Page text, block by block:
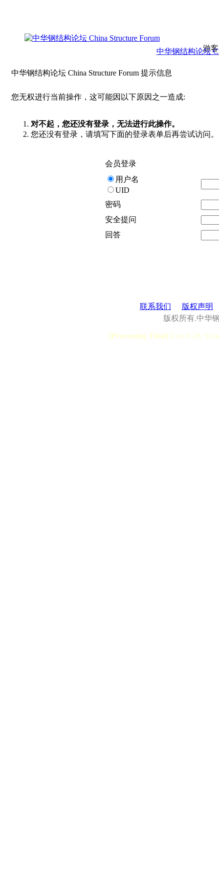
游
中华钢结构论坛
中华钢结构论坛 China Structure Forum 提示信息
您无权进行当前操作，这可能因以下原因之一造成:
对不起，您还没有登录，无法进行此操作。
您还没有登录，请填写下面的登录表单后再尝试访问。
会员登录
用户名
UID
密码
安全提问
回答
联系我们
版权声明
版权所有.中华
[Processing Time] User:0.28,